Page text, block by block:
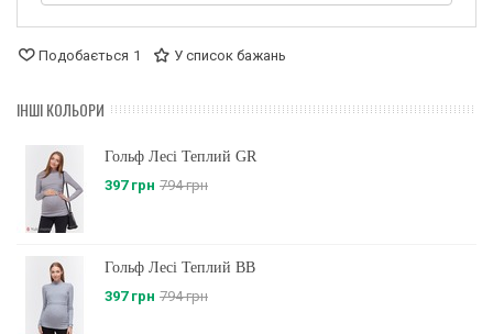
Подобається 1 У список бажань
ІНШІ КОЛЬОРИ
Гольф Лесі Теплий GR
397 грн 794 грн
Гольф Лесі Теплий BB
397 грн 794 грн